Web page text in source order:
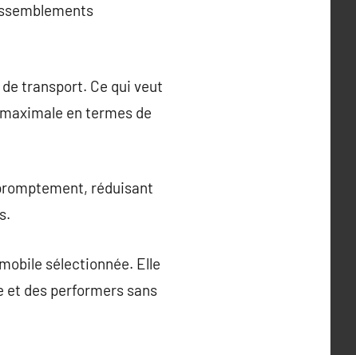
transport. Ce qui veut
en termes de
réduisant
sélectionnée. Elle
et des performers sans